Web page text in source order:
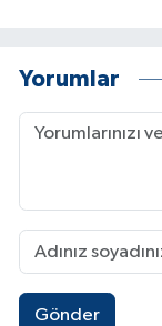
Yorumlar
Gönder